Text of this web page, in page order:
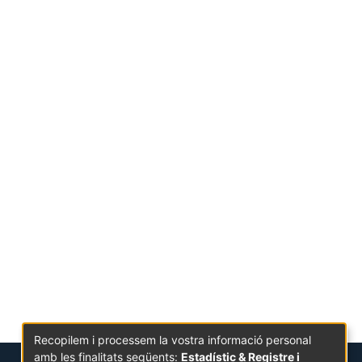
Recopilem i processem la vostra informació personal
amb les finalitats següents: Estadístic & Registre i